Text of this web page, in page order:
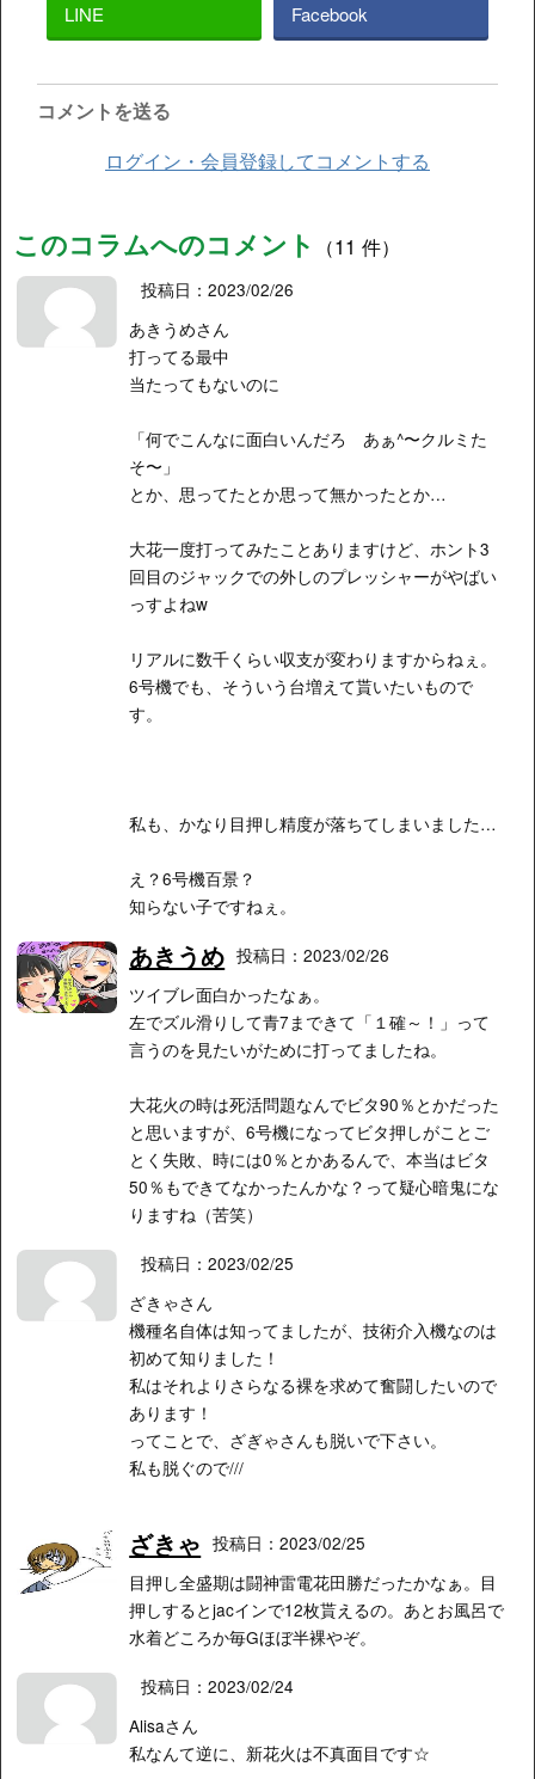
LINE Facebook
コメントを送る
ログイン・会員登録してコメントする
このコラムへのコメント （11 件）
投稿日：2023/02/26
あきうめさん
打ってる最中
当たってもないのに
「何でこんなに面白いんだろ あぁ^〜クルミた
そ〜」
とか、思ってたとか思って無かったとか…
大花一度打ってみたことありますけど、ホント3
回目のジャックでの外しのプレッシャーがやばい
っすよねw
リアルに数千くらい収支が変わりますからねぇ。
6号機でも、そういう台増えて貰いたいもので
す。
私も、かなり目押し精度が落ちてしまいました…
え？6号機百景？
知らない子ですねぇ。
あきうめ 投稿日：2023/02/26
ツイブレ面白かったなぁ。
左でズル滑りして青7まできて「１確～！」って
言うのを見たいがために打ってましたね。
大花火の時は死活問題なんでビタ90％とかだった
と思いますが、6号機になってビタ押しがことご
とく失敗、時には0％とかあるんで、本当はビタ
50％もできてなかったんかな？って疑心暗鬼にな
りますね（苦笑）
投稿日：2023/02/25
ざきゃさん
機種名自体は知ってましたが、技術介入機なのは
初めて知りました！
私はそれよりさらなる裸を求めて奮闘したいので
あります！
ってことで、ざぎゃさんも脱いで下さい。
私も脱ぐので///
ざきゃ 投稿日：2023/02/25
目押し全盛期は闘神雷電花田勝だったかなぁ。目
押しするとjacインで12枚貰えるの。あとお風呂で
水着どころか毎Gほぼ半裸やぞ。
投稿日：2023/02/24
Alisaさん
私なんて逆に、新花火は不真面目です☆